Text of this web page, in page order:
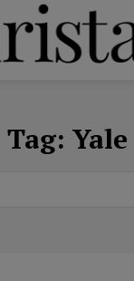
Tag: Yale